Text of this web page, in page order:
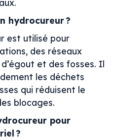
hydrocureur ?
est utilisé pour
des réseaux
et des fosses. Il
les déchets
qui réduisent le
blocages.
pour
?